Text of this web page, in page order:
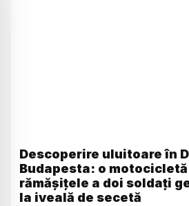
Descoperire uluitoare în
Budapesta: o
rămășițele a doi soldați
la iveală de secetă